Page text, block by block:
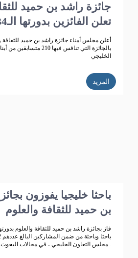
جائزة راشد بن حميد
تعلن الفائزين بدورتها الـ34
أعلن مجلس أمناء جائزة راشد بن حميد للثقافة
بالجائزة التي تنافس فيها
الخليجي
المزيد
بن حميد للثقافة والعلوم
مجلس التعاون الخليجي ، في مجالات البحوث العلمية والإبداع الأدبي .